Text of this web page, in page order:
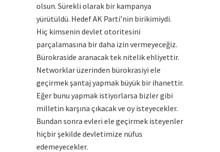
olsun. Sürekli olarak bir kampanya
yürütüldü. Hedef AK Parti’nin birikimiydi.
Hiç kimsenin devlet otoritesini
parçalamasına bir daha izin vermeyeceğiz.
Bürokraside aranacak tek nitelik ehliyettir.
Networklar üzerinden bürokrasiyi ele
geçirmek şantaj yapmak büyük bir ihanettir.
Eğer bunu yapmak istiyorlarsa bizler gibi
milletin karşına çıkacak ve oy isteyecekler.
Bundan sonra evleri ele geçirmek isteyenler
hiçbir şekilde devletimize nüfus
edemeyecekler.